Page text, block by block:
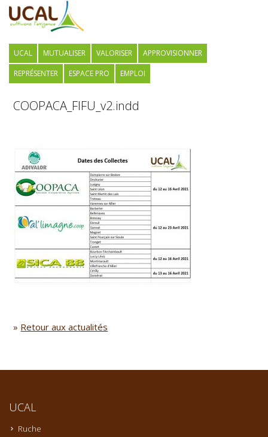
UCAL MUTUALISER VALORISER
APPROVISIONNER
REPRÉSENTER
ESPACE PRO EMPLOI
COOPACA_FIFU_v2.indd
» Retour aux actualités
UCAL
Ruche